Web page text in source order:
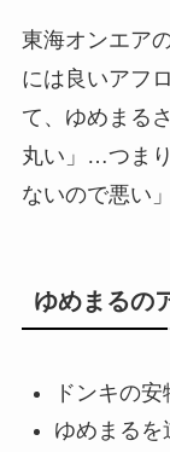
東海オンエア
には良いアフ
て、ゆめまる
丸い」…つま
ないので悪い
ゆめまるの
ドンキの
ゆめまるを